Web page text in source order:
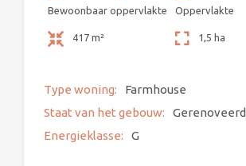
Bewoonbaar oppervlakte
417 m²
Oppervlakte
1,5 ha
Type woning:
Farmhouse
Staat van het gebouw:
Gerenoveerd
Energieklasse:
G